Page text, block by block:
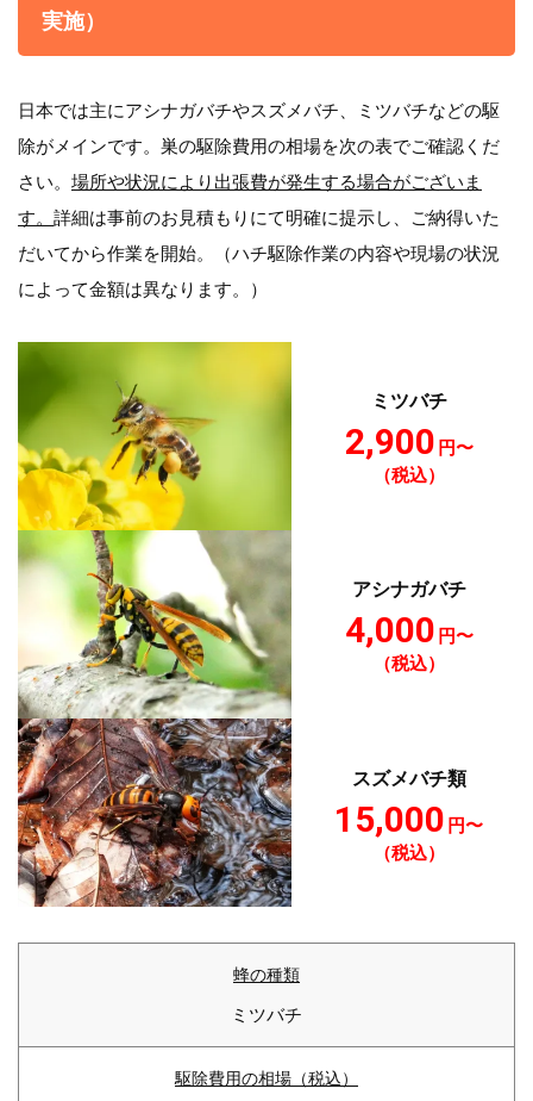
実施）
日本では主にアシナガバチやスズメバチ、ミツバチなどの駆
除がメインです。巣の駆除費用の相場を次の表でご確認くだ
さい。 場所や状況により出張費が発生する場合がございま
す。 詳細は事前のお見積もりにて明確に提示し、ご納得いた
だいてから作業を開始。（ハチ駆除作業の内容や現場の状況
によって金額は異なります。）
ミツバチ
2,900 円〜
（税込）
アシナガバチ
4,000 円〜
（税込）
スズメバチ類
15,000 円〜
（税込）
ミツバチ